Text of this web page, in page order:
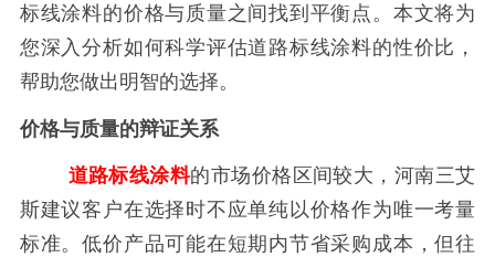
标线涂料的价格与质量之间找到平衡点。本文将为
您深入分析如何科学评估道路标线涂料的性价比，
帮助您做出明智的选择。
价格与质量的辩证关系
道路标线涂料的市场价格区间较大，河南三艾
斯建议客户在选择时不应单纯以价格作为唯一考量
标准。低价产品可能在短期内节省采购成本，但往